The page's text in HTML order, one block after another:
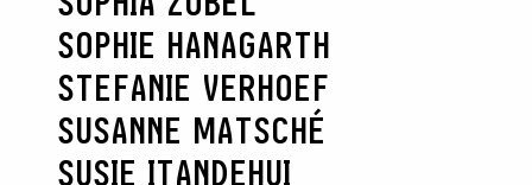
SOPHIE HANAGARTH
STEFANIE VERHOEF
SUSANNE MATSCHÉ
SUSIE ITANDEHUI